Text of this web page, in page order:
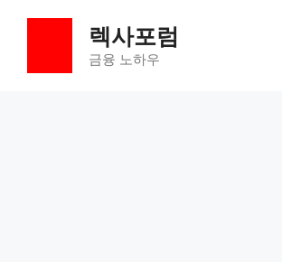
렉사포럼
금융 노하우